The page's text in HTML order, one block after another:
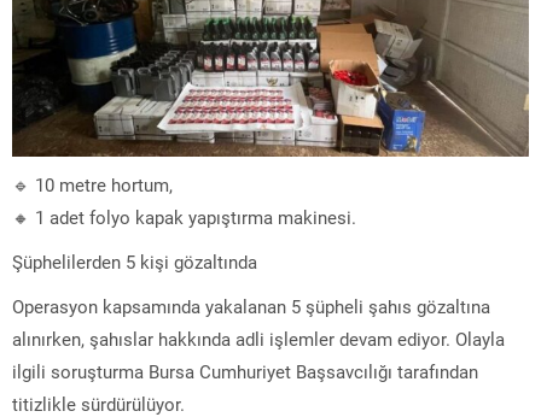
🔹 10 metre hortum,
🔸 1 adet folyo kapak yapıştırma makinesi.
Şüphelilerden 5 kişi gözaltında
Operasyon kapsamında yakalanan 5 şüpheli şahıs gözaltına
alınırken, şahıslar hakkında adli işlemler devam ediyor. Olayla
ilgili soruşturma Bursa Cumhuriyet Başsavcılığı tarafından
titizlikle sürdürülüyor.